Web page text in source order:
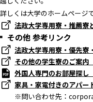
詳しくは大学のホームページ
法政大学専用寮・推薦寮
その他 参考リンク
法政大学専用寮・優先寮
その他の学生寮のご案内
外国人専門のお部屋探し
家具・家電付きのアパー
※問い合わせ先：